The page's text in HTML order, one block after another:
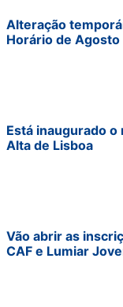
Alteração
Horário de Agosto
Está inaugurado
Alta de Lisboa
Vão abrir as
CAF e Lumiar